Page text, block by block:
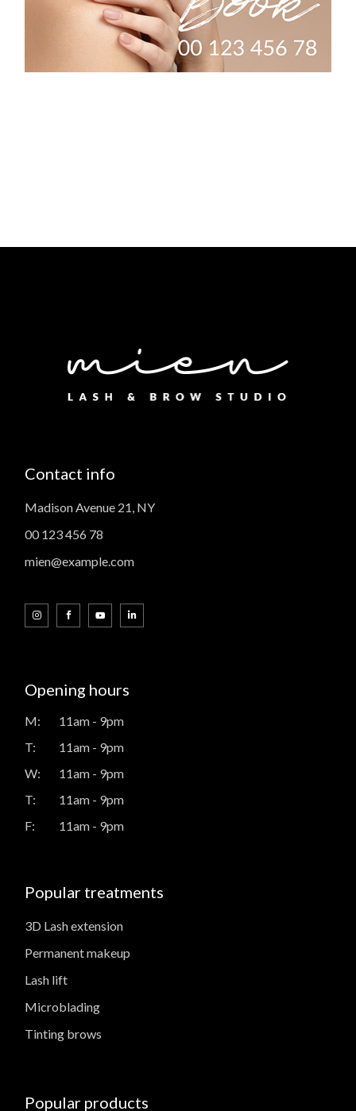
Contact info
Madison Avenue 21, NY
00 123 456 78
mien@example.com
Opening hours
M:
11am - 9pm
T:
11am - 9pm
W:
11am - 9pm
T:
11am - 9pm
F:
11am - 9pm
Popular treatments
3D Lash extension
Permanent makeup
Lash lift
Microblading
Tinting brows
Popular products